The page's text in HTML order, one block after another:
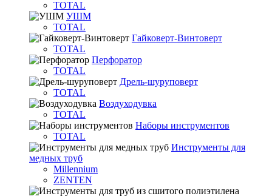
TOTAL
УШМ
TOTAL
Гайковерт-Винтоверт
TOTAL
Перфоратор
TOTAL
Дрель-шуруповерт
TOTAL
Воздуходувка
TOTAL
Наборы инструментов
TOTAL
Инструменты для
медных труб
Millennium
ZENTEN